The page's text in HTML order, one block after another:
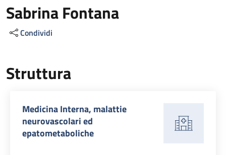
Sabrina Fontana
Condividi
Struttura
Medicina Interna, malattie
neurovascolari ed
epatometaboliche